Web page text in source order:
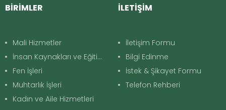
BİRİMLER
Mali Hizmetler
İnsan Kaynakları ve Eğitim
Fen İşleri
Muhtarlık İşleri
Kadın ve Aile Hizmetleri
İLETİŞİM
İletişim Formu
Bilgi Edinme
İstek & Şikayet Formu
Telefon Rehberi